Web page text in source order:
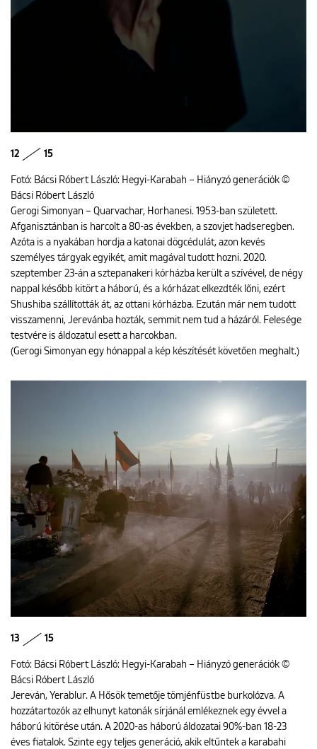
12 15
Fotó: Bácsi Róbert László: Hegyi-Karabah – Hiányzó generációk ©
Bácsi Róbert László
Gerogi Simonyan – Quarvachar, Horhanesi. 1953-ban született.
Afganisztánban is harcolt a 80-as években, a szovjet hadseregben.
Azóta is a nyakában hordja a katonai dögcédulát, azon kevés
személyes tárgyak egyikét, amit magával tudott hozni. 2020.
szeptember 23-án a sztepanakeri kórházba került a szívével, de négy
nappal később kitört a háború, és a kórházat elkezdték lőni, ezért
Shushiba szállították át, az ottani kórházba. Ezután már nem tudott
visszamenni, Jerevánba hozták, semmit nem tud a házáról. Felesége
testvére is áldozatul esett a harcokban.
(Gerogi Simonyan egy hónappal a kép készítését követően meghalt.)
13 15
Fotó: Bácsi Róbert László: Hegyi-Karabah – Hiányzó generációk ©
Bácsi Róbert László
Jereván, Yerablur. A Hősök temetője tömjénfüstbe burkolózva. A
hozzátartozók az elhunyt katonák sírjánál emlékeznek egy évvel a
háború kitörése után. A 2020-as háború áldozatai 90%-ban 18-23
éves fiatalok. Szinte egy teljes generáció, akik eltűntek a karabahi